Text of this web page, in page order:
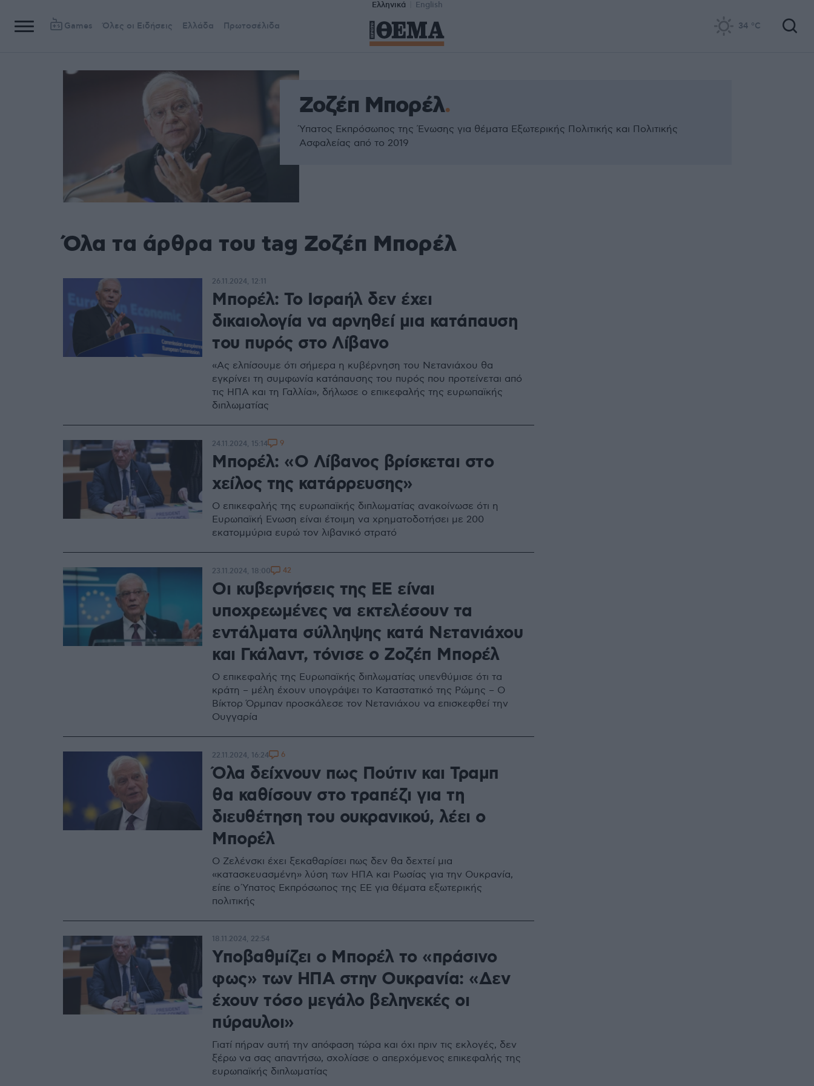
Ελληνικά English
Games Όλες οι Ειδήσεις Ελλάδα Πρωτοσέλιδα 34 °C
Ζοζέπ Μπορέλ
Ύπατος Εκπρόσωπος της Ένωσης για θέματα Εξωτερικής Πολιτικής και Πολιτικής
Ασφαλείας από το 2019
Όλα τα άρθρα του tag Ζοζέπ Μπορέλ
Μπορέλ: Το Ισραήλ δεν έχει
δικαιολογία να αρνηθεί μια κατάπαυση
του πυρός στο Λίβανο
«Ας ελπίσουμε ότι σήμερα η κυβέρνηση του Νετανιάχου θα
εγκρίνει τη συμφωνία κατάπαυσης του πυρός που προτείνεται από
τις ΗΠΑ και τη Γαλλία», δήλωσε ο επικεφαλής της ευρωπαϊκής
διπλωματίας
26.11.2024, 12:11
Μπορέλ: «Ο Λίβανος βρίσκεται στο
χείλος της κατάρρευσης»
Ο επικεφαλής της ευρωπαϊκής διπλωματίας ανακοίνωσε ότι η
Ευρωπαϊκή Ενωση είναι έτοιμη να χρηματοδοτήσει με 200
εκατομμύρια ευρώ τον λιβανικό στρατό
24.11.2024, 15:14 9
Οι κυβερνήσεις της ΕΕ είναι
υποχρεωμένες να εκτελέσουν τα
εντάλματα σύλληψης κατά Νετανιάχου
και Γκάλαντ, τόνισε ο Ζοζέπ Μπορέλ
Ο επικεφαλής της Ευρωπαϊκής διπλωματίας υπενθύμισε ότι τα
κράτη – μέλη έχουν υπογράψει το Καταστατικό της Ρώμης – Ο
Βίκτορ Όρμπαν προσκάλεσε τον Νετανιάχου να επισκεφθεί την
Ουγγαρία
23.11.2024, 18:00 42
Όλα δείχνουν πως Πούτιν και Τραμπ
θα καθίσουν στο τραπέζι για τη
διευθέτηση του ουκρανικού, λέει ο
Μπορέλ
Ο Ζελένσκι έχει ξεκαθαρίσει πως δεν θα δεχτεί μια
«κατασκευασμένη» λύση των ΗΠΑ και Ρωσίας για την Ουκρανία,
είπε ο Ύπατος Εκπρόσωπος της ΕΕ για θέματα εξωτερικής
πολιτικής
22.11.2024, 16:24 6
Υποβαθμίζει ο Μπορέλ το «πράσινο
φως» των ΗΠΑ στην Ουκρανία: «Δεν
έχουν τόσο μεγάλο βεληνεκές οι
πύραυλοι»
Γιατί πήραν αυτή την απόφαση τώρα και όχι πριν τις εκλογές, δεν
ξέρω να σας απαντήσω, σχολίασε ο απερχόμενος επικεφαλής της
ευρωπαϊκής διπλωματίας
18.11.2024, 22:54